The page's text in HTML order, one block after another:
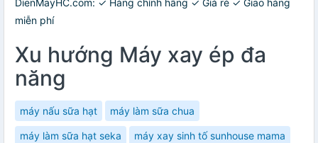
DienMayHC.com: ✓ Hàng chính hãng ✓ Giá rẻ ✓ Giao hàng
miễn phí
Xu hướng Máy xay ép đa
năng
máy nấu sữa hạt máy làm sữa chua
máy làm sữa hạt seka máy xay sinh tố sunhouse mama